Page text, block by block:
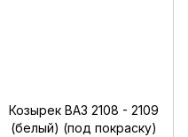
Козырек ВАЗ 2108 - 2109
(белый) (под покраску)